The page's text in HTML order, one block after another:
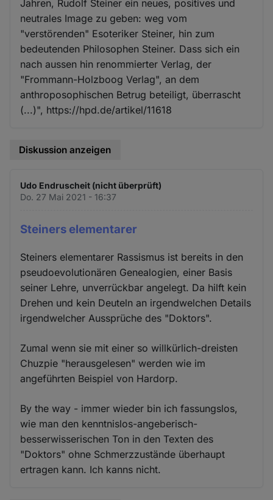
Jahren, Rudolf Steiner ein neues, positives und
neutrales Image zu geben: weg vom
"verstörenden" Esoteriker Steiner, hin zum
bedeutenden Philosophen Steiner. Dass sich ein
nach aussen hin renommierter Verlag, der
"Frommann-Holzboog Verlag", an dem
anthroposophischen Betrug beteiligt, überrascht
(...)", https://hpd.de/artikel/11618
Diskussion anzeigen
Udo Endruscheit (nicht überprüft)
Do. 27 Mai 2021 - 16:37
Steiners elementarer
Steiners elementarer Rassismus ist bereits in den
pseudoevolutionären Genealogien, einer Basis
seiner Lehre, unverrückbar angelegt. Da hilft kein
Drehen und kein Deuteln an irgendwelchen Details
irgendwelcher Aussprüche des "Doktors".
Zumal wenn sie mit einer so willkürlich-dreisten
Chuzpie "herausgelesen" werden wie im
angeführten Beispiel von Hardorp.
By the way - immer wieder bin ich fassungslos,
wie man den kenntnislos-angeberisch-
besserwisserischen Ton in den Texten des
"Doktors" ohne Schmerzzustände überhaupt
ertragen kann. Ich kanns nicht.